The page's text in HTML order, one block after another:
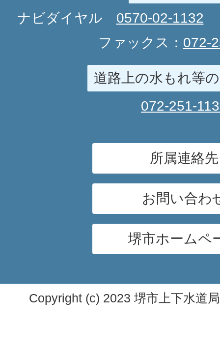
ナビダイヤル 0570-02-1132
ファックス： 072-
道路上の水もれ等
072-251-
所属連絡先
お問い合わ
堺市ホームペ
Copyright (c) 2023 堺市上下水道